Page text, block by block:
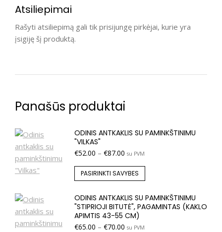
Atsiliepimai
Rašyti atsiliepimą gali tik prisijungę pirkėjai, kurie yra
įsigiję šį produktą.
Panašūs produktai
ODINIS ANTKAKLIS SU PAMINKŠTINIMU
"VILKAS"
€52.00 – €87.00 su PVM
PASIRINKTI SAVYBES
ODINIS ANTKAKLIS SU PAMINKŠTINIMU
"STIPRIOJI BITUTĖ", PAGAMINTAS (KAKLO
APIMTIS 43-55 CM)
€65.00 – €70.00 su PVM